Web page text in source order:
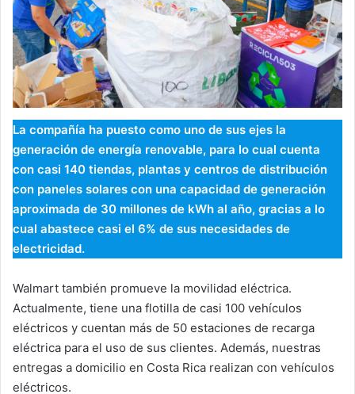
La compañía ha puesto como uno de sus ejes la
generación de energía renovable, para lo cual cuenta
con casi 140 tiendas, plantas y centros de distribución
con paneles solares con una capacidad de generación
aproximada de 30 millones de kWh al año, gracias a lo
cual abastece casi el 6% de sus necesidades de
electricidad.
Walmart también promueve la movilidad eléctrica.
Actualmente, tiene una flotilla de casi 100 vehículos
eléctricos y cuentan más de 50 estaciones de recarga
eléctrica para el uso de sus clientes. Además, nuestras
entregas a domicilio en Costa Rica realizan con vehículos
eléctricos.